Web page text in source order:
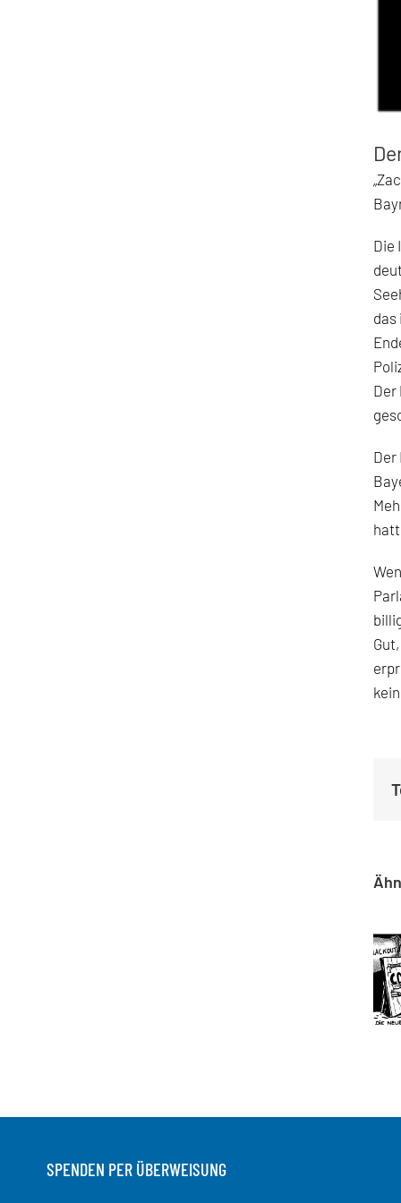
Die
das
Der
Der
SPENDEN PER ÜBERWEISUNG